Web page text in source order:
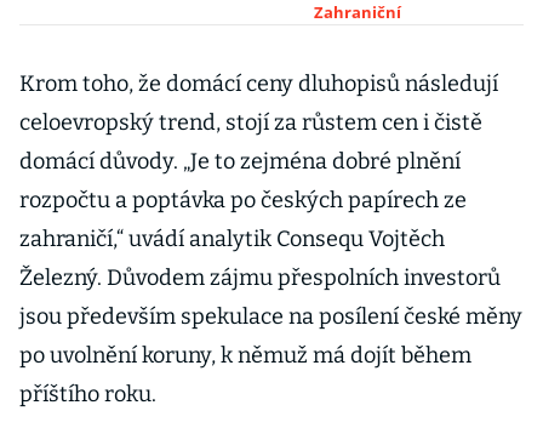
nakoupila
bilion eur
Zahraniční
Krom toho, že domácí ceny dluhopisů následují
celoevropský trend, stojí za růstem cen i čistě
domácí důvody. „Je to zejména dobré plnění
rozpočtu a poptávka po českých papírech ze
zahraničí,“ uvádí analytik Consequ Vojtěch
Železný. Důvodem zájmu přespolních investorů
jsou především spekulace na posílení české měny
po uvolnění koruny, k němuž má dojít během
příštího roku.